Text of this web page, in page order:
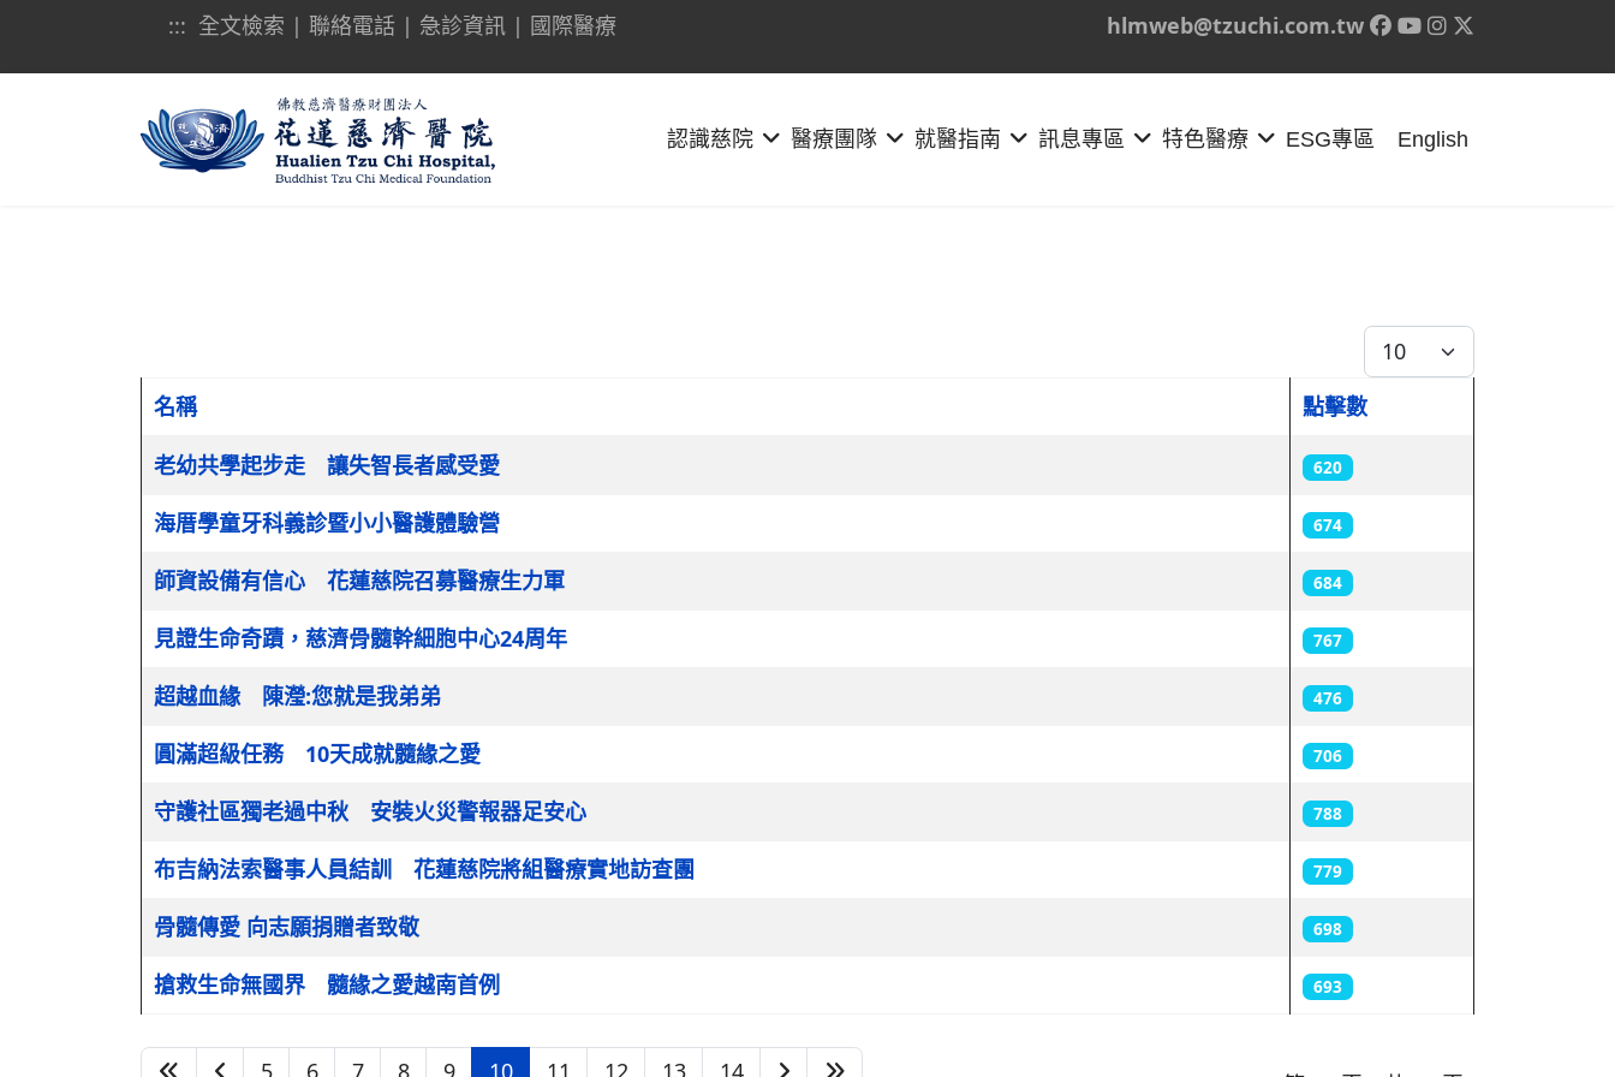
::: 全文檢索 | 聯絡電話| 急診資訊| 國際醫療 hlmweb@tzuchi.com.tw
認識慈院 醫療團隊 就醫指南 訊息專區 特色醫療 ESG專區 English
每頁顯示條數
文章列表
名稱 點擊數
老幼共學起步走 讓失智長者感受愛 620
海厝學童牙科義診暨小小醫護體驗營 674
師資設備有信心 花蓮慈院召募醫療生力軍 684
見證生命奇蹟，慈濟骨髓幹細胞中心24周年 767
超越血緣 陳瀅:您就是我弟弟 476
圓滿超級任務 10天成就髓緣之愛 706
守護社區獨老過中秋 安裝火災警報器足安心 788
布吉納法索醫事人員結訓 花蓮慈院將組醫療實地訪查團 779
骨髓傳愛 向志願捐贈者致敬 698
搶救生命無國界 髓緣之愛越南首例 693